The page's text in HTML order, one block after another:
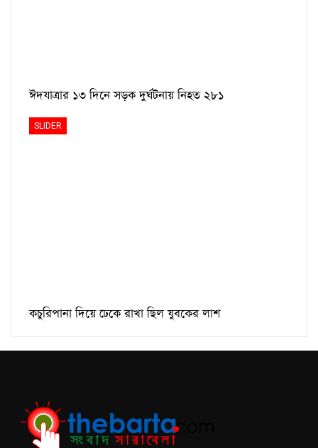
ঈদযাত্রার ১৩ দিনে সড়ক দুর্ঘটনায় নিহত ২৮১
SLIDER
কচুরিপানা দিয়ে ঢেকে রাখা ছিল যুবকের লাশ